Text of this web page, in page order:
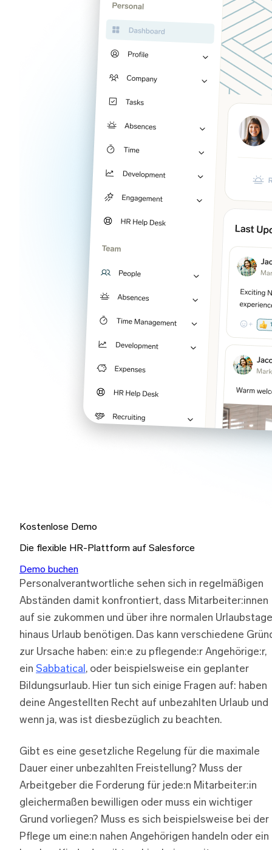
Kostenlose Demo
Die flexible HR-Plattform auf Salesforce
Demo buchen
Personalverantwortliche sehen sich in regelmäßigen
Abständen damit konfrontiert, dass Mitarbeiter:innen
auf sie zukommen und über ihre normalen Urlaubstage
hinaus Urlaub benötigen. Das kann verschiedene
zur Ursache haben: ein:e zu pflegende:r Angehörige:r,
ein Sabbatical , oder beispielsweise ein geplanter
Bildungsurlaub. Hier tun sich einige Fragen auf: haben
deine Angestellten Recht auf unbezahlten Urlaub und
wenn ja, was ist diesbezüglich zu beachten.
Gibt es eine gesetzliche Regelung für die maximale
Dauer einer unbezahlten Freistellung? Muss der
Arbeitgeber die Forderung für jede:n Mitarbeiter:in
gleichermaßen bewilligen oder muss ein wichtiger
Grund vorliegen? Muss es sich beispielsweise bei der
Pflege um eine:n nahen Angehörigen handeln oder ein